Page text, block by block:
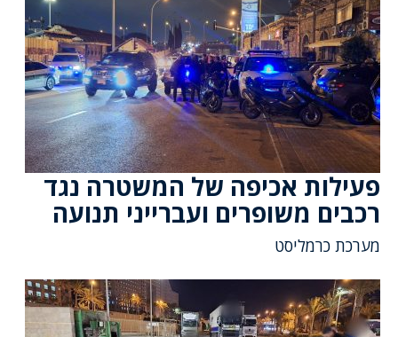
פעילות אכיפה של המשטרה נגד
רכבים משופרים ועברייני תנועה
מערכת כרמליסט